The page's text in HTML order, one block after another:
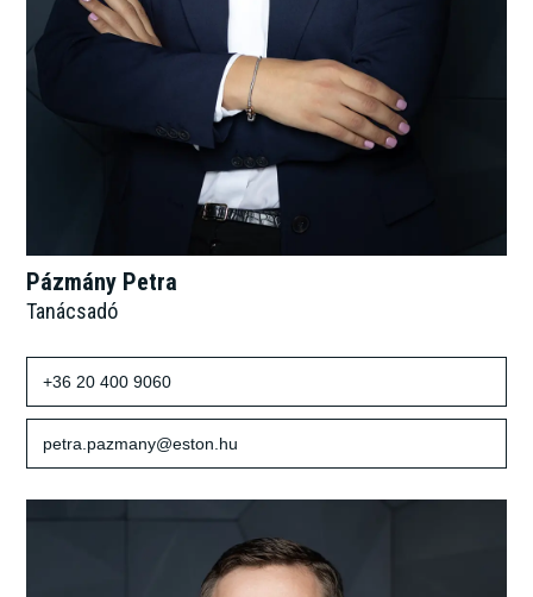
Pázmány Petra
Tanácsadó
+36 20 400 9060
petra.pazmany@eston.hu